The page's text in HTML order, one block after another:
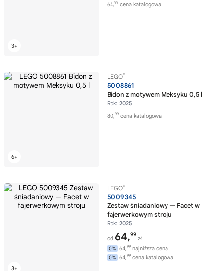
64,99 cena katalogowa
LEGO®
5008861
Bidon z motywem Meksyku 0,5 l
Rok: 2025
80,99 cena katalogowa
LEGO®
5009345
Zestaw śniadaniowy — Facet w
fajerwerkowym stroju
Rok: 2025
od 64,99
zł
0% 64,99 najniższa cena
0% 64,99 cena katalogowa